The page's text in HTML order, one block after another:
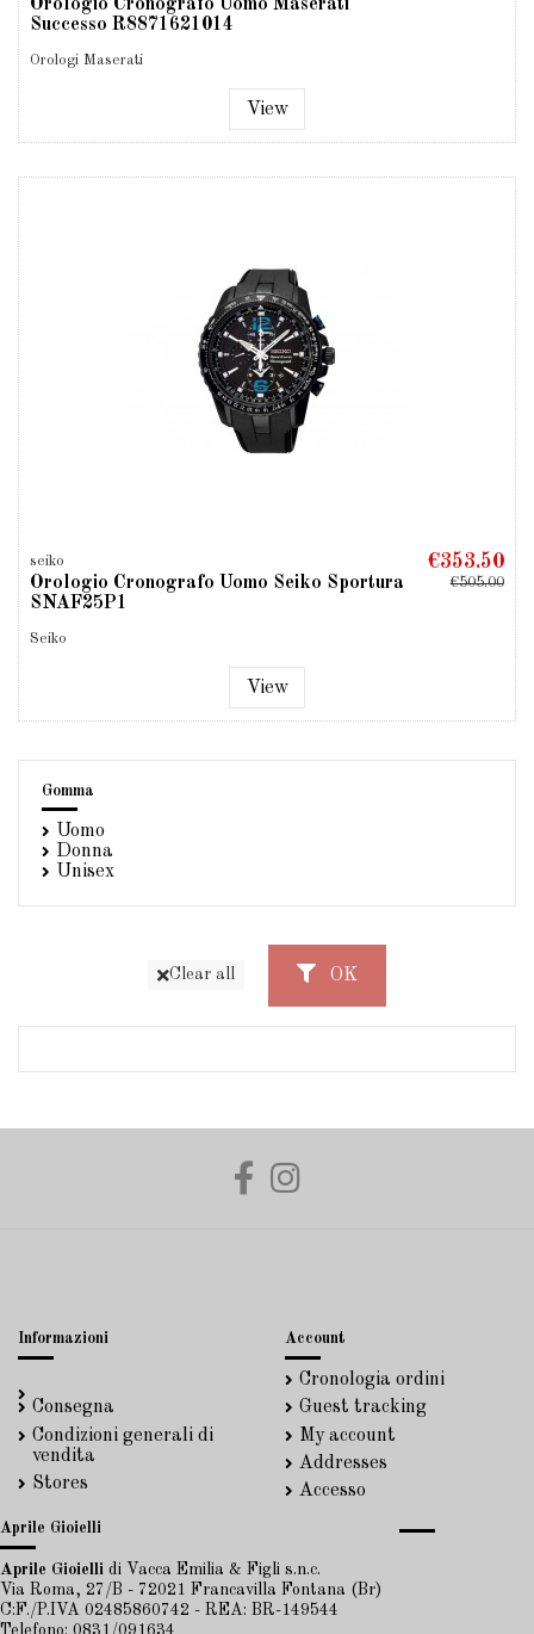
Orologio Cronografo Uomo Maserati
Successo R8871621014
Orologi Maserati
View
seiko
Orologio Cronografo Uomo Seiko Sportura
SNAF25P1
Seiko
€353.50
€505.00
View
Gomma
Uomo
Donna
Unisex
Clear all OK
Informazioni
Consegna
Condizioni generali di
vendita
Stores
Account
Cronologia ordini
Guest tracking
My account
Addresses
Accesso
Aprile Gioielli
Aprile Gioielli di Vacca Emilia & Figli s.n.c.
Via Roma, 27/B - 72021 Francavilla Fontana (Br)
C:F./P.IVA 02485860742 - REA: BR-149544
Telefono: 0831/091634